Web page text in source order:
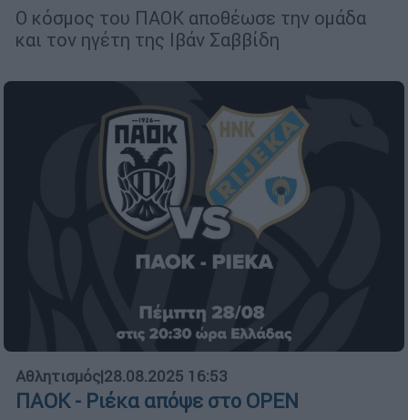
Ο κόσμος του ΠΑΟΚ αποθέωσε την ομάδα
και τον ηγέτη της Ιβάν Σαββίδη
Αθλητισμός|28.08.2025 16:53
ΠΑΟΚ - Ριέκα απόψε στο OPEN